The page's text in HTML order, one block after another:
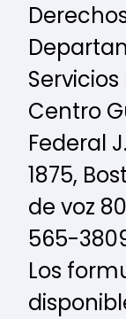
Servicios
Centro
Federal
1875,
de voz
565-
Los